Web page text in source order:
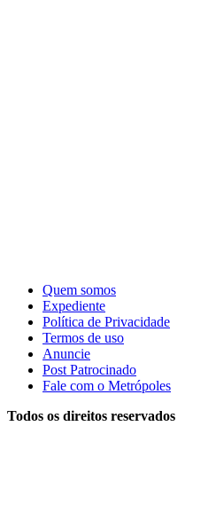
Quem somos
Expediente
Política de Privacidade
Termos de uso
Anuncie
Post Patrocinado
Fale com o Metrópoles
Todos os direitos reservados